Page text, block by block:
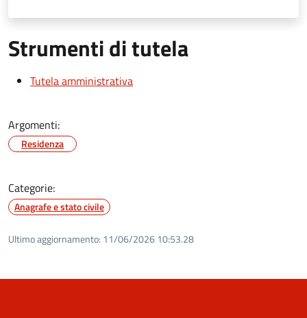
Strumenti di tutela
Tutela amministrativa
Argomenti:
Residenza
Categorie:
Anagrafe e stato civile
Ultimo aggiornamento: 11/06/2026 10:53.28